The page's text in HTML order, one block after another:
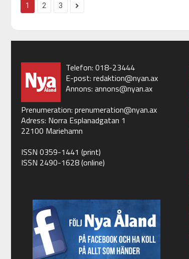
1 2 3
Telefon: 018-23444
E-post: redaktion@nyan.ax
Annons: annons@nyan.ax
Prenumeration: prenumeration@nyan.ax
Adress: Norra Esplanadgatan 1
22100 Mariehamn
ISSN 0359-1441 (print)
ISSN 2490-1628 (online)